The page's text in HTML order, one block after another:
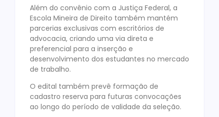
Além do convênio com a Justiça Federal, a
Escola Mineira de Direito também mantém
parcerias exclusivas com escritórios de
advocacia, criando uma via direta e
preferencial para a inserção e
desenvolvimento dos estudantes no mercado
de trabalho.
O edital também prevê formação de
cadastro reserva para futuras convocações
ao longo do período de validade da seleção.